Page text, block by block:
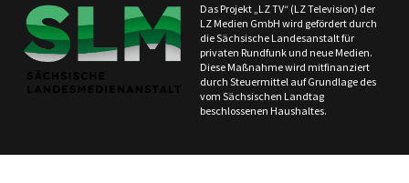
Das Projekt „LZ TV“ (LZ Television) der
LZ Medien GmbH wird gefördert durch
die Sächsische Landesanstalt für
privaten Rundfunk und neue Medien.
Diese Maßnahme wird mitfinanziert
durch Steuermittel auf Grundlage des
vom Sächsischen Landtag
beschlossenen Haushaltes.